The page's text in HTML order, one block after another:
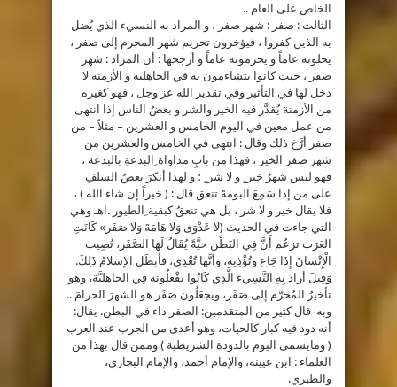
الخاص على العام ..
الثالث : صفر : شهر صفر ، و المراد به النسيء الذي يُضل
به الذين كفروا ، فيؤخرون تحريم شهر المحرم إلى صفر ،
يحلونه عاماً و يحرمونه عاماً و أرجحها : أن المراد : شهر
صفر ، حيث كانوا يتشاءمون به في الجاهلية و الأزمنة لا
دخل لها في التأثير وفي تقدير الله عز وجل ، فهو كغيره
من الأزمنة يُقدَّر فيه الخير والشر و بعضُ الناس إذا انتهى
من عمل معين في اليوم الخامس و العشرين – مثلاً – من
صفر أرَّخ ذلك وقال : انتهى في الخامس والعشرين من
شهر صفر الخير ، فهذا من بابِ مداواة ِالبدعةِ بالبدعة ،
فهو ليس شهرُ خير ٍ و لا شر ٍ ؛ و لهذا أنكرَ بعضُ السلفِ
على من إذا سَمِعَ البومةَ تنعق قال : ( خيراً إن شاء الله ) ،
فلا يقال خير و لا شر ، بل هي تنعقُ كبقية ِالطيور .اهـ وهي
التي جاءت في الحديث (لا عَدْوَى وَلَا هَامَةَ وَلَا صَفَر» كَانَتِ
العَرَب تزعُم أَنَّ فِي البَطْن حيَّةً يُقَالُ لَهَا الصَّفَر، تُصِيب
الْإِنْسَانَ إِذَا جَاع وتُؤْذِيه، وأنَّها تُعْدِي، فأبطَل الإسلامُ ذَلِكَ.
وَقِيلَ أرادَ بِهِ النَّسِيء الَّذِي كَانُوا يَفْعلُونه فِي الجاهليَّة، وهو
تأخيرُ المُحرَّم إلى صَفَر، ويجعَلُون صَفَر هو الشهرَ الحرامَ ..
وبه قال كثير من المتقدمين: الصفر داء في البطن. يقال:
أنه دود فيه كبار كالحيات، وهو أعدى من الجرب عند العرب
( ومايسمى اليوم بالدودة الشريطية ) وممن قال بهذا من
العلماء : ابن عيينة، والإمام أحمد، والإمام البخاري،
والطبري.